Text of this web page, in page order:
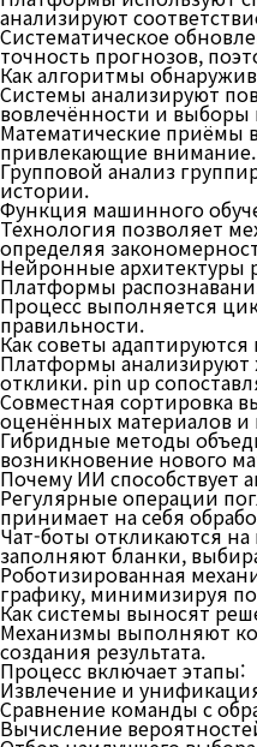
анализируют
Систематическое
точность прогнозов,
Как алгоритмы
Системы анализируют
вовлечённости и выборы
Математические приёмы
привлекающие внимание.
Групповой анализ
истории.
Функция машинного
Технология позволяет
определяя
Нейронные архитектуры
Платформы
Процесс выполняется
правильности.
Как советы
Платформы анализируют
отклики. pin up
Совместная сортировка
оценённых материалов и
Гибридные методы
возникновение нового
Почему ИИ способствует
Регулярные операции
принимает на себя
Чат-боты откликаются
заполняют бланки,
Роботизированная
графику, минимизируя
Как системы выносят
Механизмы выполняют
создания результата.
Процесс включает этапы:
Извлечение и
Сравнение команды с
Вычисление